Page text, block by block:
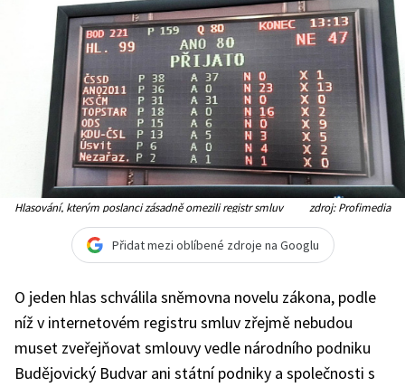
Hlasování, kterým poslanci zásadně omezili registr smluv zdroj: Profimedia
Přidat mezi oblíbené zdroje na Googlu
O jeden hlas schválila sněmovna novelu zákona, podle
níž v internetovém registru smluv zřejmě nebudou
muset zveřejňovat smlouvy vedle národního podniku
Budějovický Budvar ani státní podniky a společnosti s